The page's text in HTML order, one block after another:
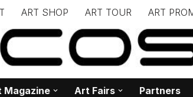
ART SHOP ART TOUR ART
– – – – – – – – – – www.biancoscuro.it – – –
– Editoria – Spazi Espositivi
Magazine Art Fairs Partners